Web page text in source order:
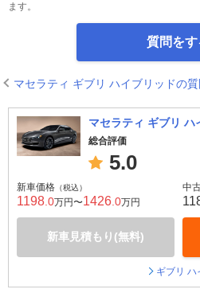
ます。
質問をす
マセラティ ギブリ ハイブリッドの
マセラティ ギブリ ハ
総合評価
5.0
新車価格 （税込）
1198 .0万円〜1426 .0万円
新車見積もり(無料)
中
ギブリ ハ